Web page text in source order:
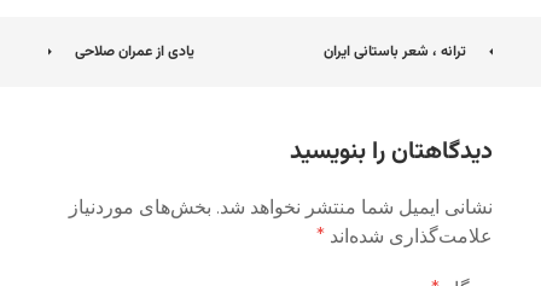
ناوبری
ترانه ، شعر باستانی ایران یادی از عمران صلاحی
دیدگاهتان را بنویسید
نشانی ایمیل شما منتشر نخواهد شد. بخش‌های موردنیاز
علامت‌گذاری شده‌اند *